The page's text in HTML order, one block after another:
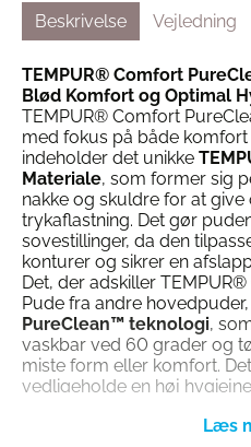
Beskrivelse Vejledning
TEMPUR® Comfort
Blød Komfort og Optimal
TEMPUR® Comfort
med fokus på både komfort
indeholder det unikke
Materiale, som former sig
nakke og skuldre for at
trykaflastning. Det gør
sovestillinger, da den
konturer og sikrer en
Det, der adskiller
Pude fra andre
PureClean™ teknologi,
vaskbar ved 60 grader og
miste form eller komfort.
vedligeholde en høj